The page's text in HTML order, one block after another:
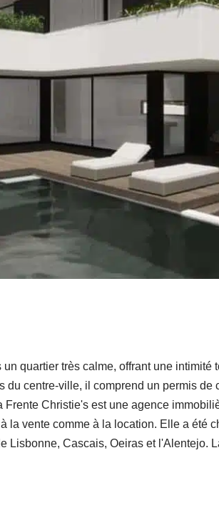
quartier très calme, offrant une
centre-ville, il comprend un permis
Christie's est une agence
vente comme à la location. Elle a été
Lisbonne, Cascais, Oeiras et l'Alentejo.